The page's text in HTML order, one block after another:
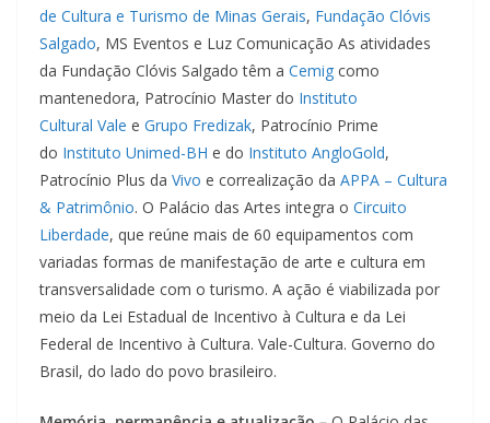
de Cultura e Turismo de Minas Gerais, Fundação Clóvis
Salgado, MS Eventos e Luz Comunicação As atividades
da Fundação Clóvis Salgado têm a Cemig como
mantenedora, Patrocínio Master do Instituto
Cultural Vale e Grupo Fredizak, Patrocínio Prime
do Instituto Unimed-BH e do Instituto AngloGold,
Patrocínio Plus da Vivo e correalização da APPA – Cultura
& Patrimônio. O Palácio das Artes integra o Circuito
Liberdade, que reúne mais de 60 equipamentos com
variadas formas de manifestação de arte e cultura em
transversalidade com o turismo. A ação é viabilizada por
meio da Lei Estadual de Incentivo à Cultura e da Lei
Federal de Incentivo à Cultura. Vale-Cultura. Governo do
Brasil, do lado do povo brasileiro.